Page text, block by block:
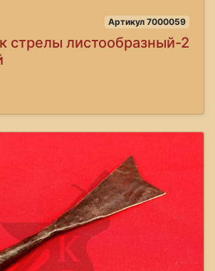
Артикул 7000059
стрелы листообразный-2